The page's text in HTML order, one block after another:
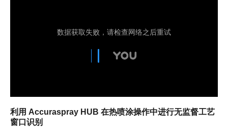
利用 Accuraspray HUB 在热喷涂操作中进行无监督工艺
窗口识别